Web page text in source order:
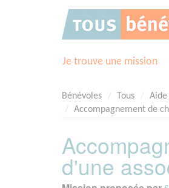
Je trouve une mission
Bénévoles Tous
Accompagnement de
d'une